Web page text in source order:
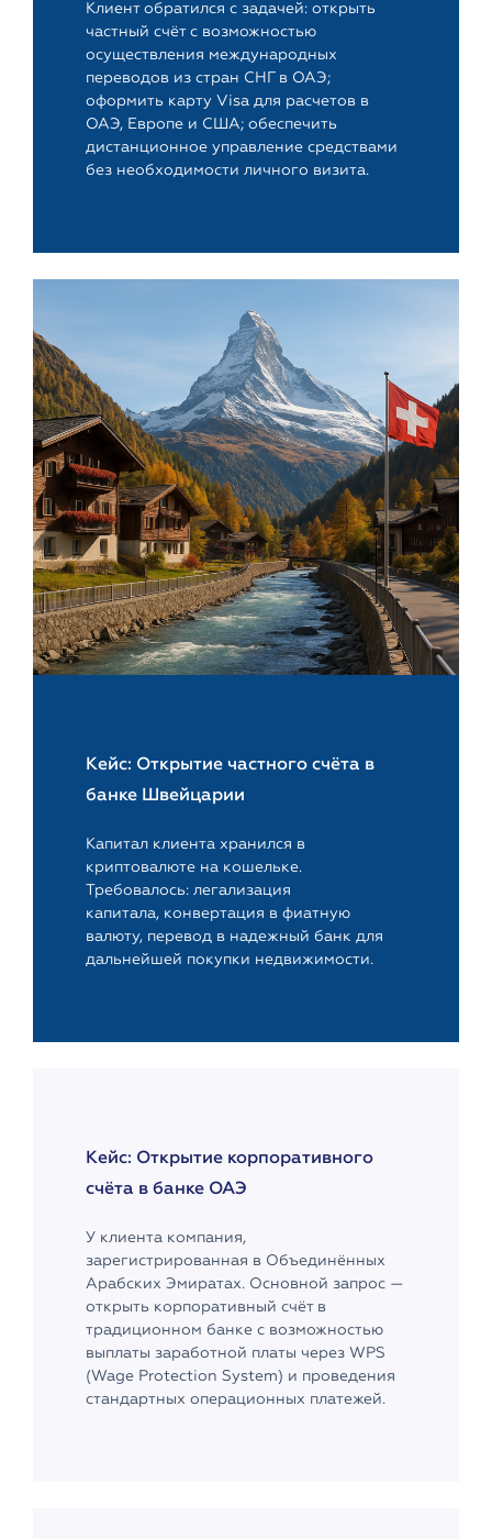
Клиент обратился с задачей: открыть
частный счёт с возможностью
осуществления международных
переводов из стран СНГ в ОАЭ;
оформить карту Visa для расчетов в
ОАЭ, Европе и США; обеспечить
дистанционное управление средствами
без необходимости личного визита.
Кейс: Открытие частного счёта в
банке Швейцарии
Капитал клиента хранился в
криптовалюте на кошельке.
Требовалось: легализация
капитала, конвертация в фиатную
валюту, перевод в надежный банк для
дальнейшей покупки недвижимости.
Кейс: Открытие корпоративного
счёта в банке ОАЭ
У клиента компания,
зарегистрированная в Объединённых
Арабских Эмиратах. Основной запрос —
открыть корпоративный счёт в
традиционном банке с возможностью
выплаты заработной платы через WPS
(Wage Protection System) и проведения
стандартных операционных платежей.